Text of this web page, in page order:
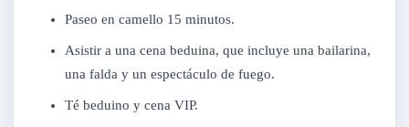
Paseo en camello 15 minutos.
Asistir a una cena beduina, que incluye una bailarina,
una falda y un espectáculo de fuego.
Té beduino y cena VIP.